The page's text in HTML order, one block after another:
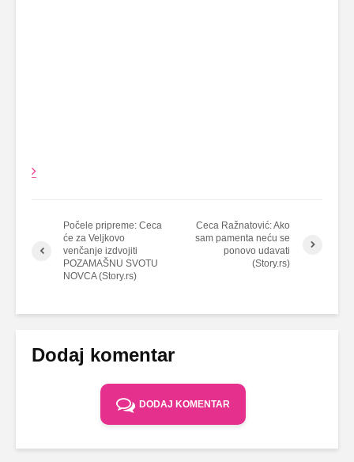
Počele pripreme: Ceca
će za Veljkovo
venčanje izdvojiti
POZAMAŠNU SVOTU
NOVCA (Story.rs)
Ceca Ražnatović: Ako
sam pamenta neću se
ponovo udavati
(Story.rs)
Dodaj komentar
DODAJ KOMENTAR